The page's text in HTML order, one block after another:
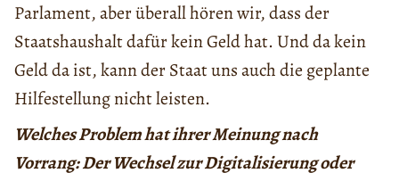
Parlament, aber überall hören wir, dass der
Staatshaushalt dafür kein Geld hat. Und da kein
Geld da ist, kann der Staat uns auch die geplante
Hilfestellung nicht leisten.
Welches Problem hat ihrer Meinung nach
Vorrang: Der Wechsel zur Digitalisierung oder